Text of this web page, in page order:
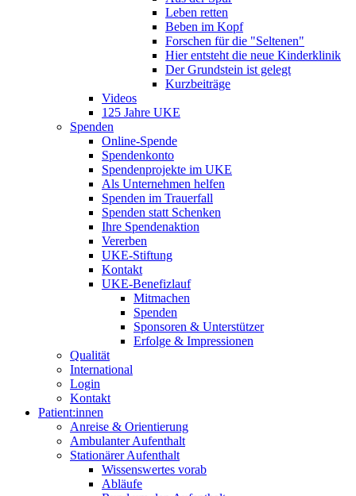
Leben retten
Beben im Kopf
Forschen für die "Seltenen"
Hier entsteht die neue Kinderklinik
Der Grundstein ist gelegt
Kurzbeiträge
Videos
125 Jahre UKE
Spenden
Online-Spende
Spendenkonto
Spendenprojekte im UKE
Als Unternehmen helfen
Spenden im Trauerfall
Spenden statt Schenken
Ihre Spendenaktion
Vererben
UKE-Stiftung
Kontakt
UKE-Benefizlauf
Mitmachen
Spenden
Sponsoren & Unterstützer
Erfolge & Impressionen
Qualität
International
Login
Kontakt
Patient:innen
Anreise & Orientierung
Ambulanter Aufenthalt
Stationärer Aufenthalt
Wissenswertes vorab
Abläufe